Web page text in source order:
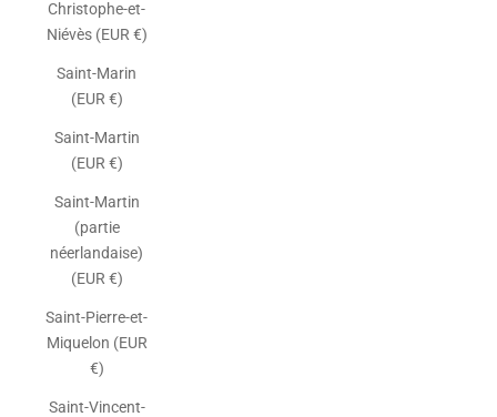
Christophe-et-
Niévès (EUR €)
Saint-Marin
(EUR €)
Saint-Martin
(EUR €)
Saint-Martin
(partie
néerlandaise)
(EUR €)
Saint-Pierre-et-
Miquelon (EUR
€)
Saint-Vincent-